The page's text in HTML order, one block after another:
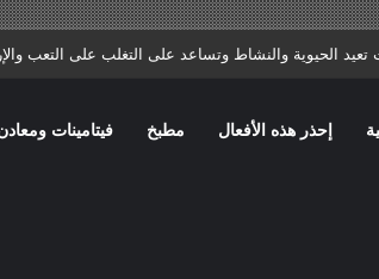
الأخطاء الشائعة التي تؤخر الشفاء؟
إحذر هذه الأفعال مطبخ فيتامينات